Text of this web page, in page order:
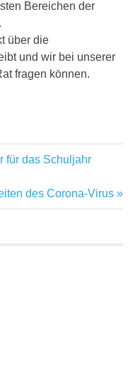
Bereichen der
über die
und wir bei unserer
fragen können.
für das Schuljahr
des Corona-Virus